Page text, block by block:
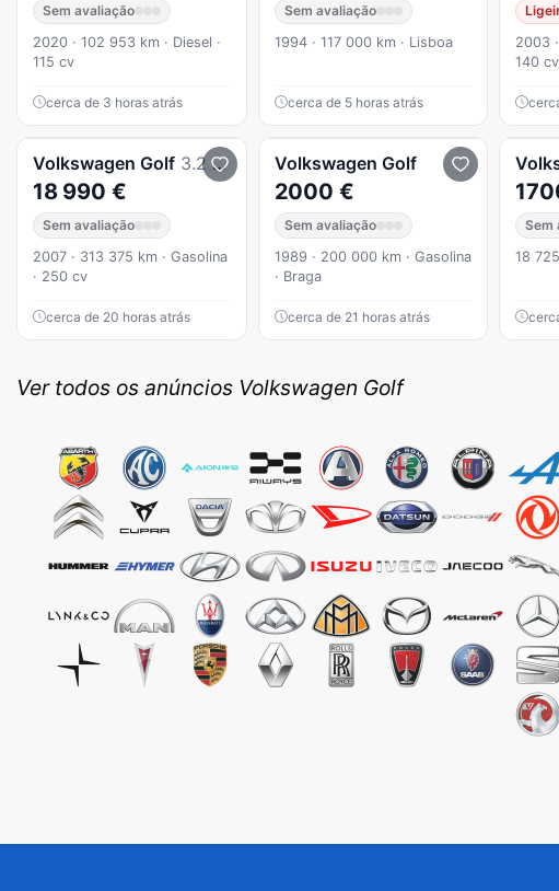
Sem avaliação
2020 · 102 953 km · Diesel ·
115 cv
cerca de 3 horas atrás
Sem avaliação
1994 · 117 000 km · Lisboa
cerca de 5 horas atrás
2003
140 cv
Volkswagen Golf 3.2 R32 4Motion DSG
18 990 €
Sem avaliação
2007 · 313 375 km · Gasolina
· 250 cv
cerca de 20 horas atrás
Volkswagen Golf
2000 €
Sem avaliação
1989 · 200 000 km · Gasolina
· Braga
cerca de 21 horas atrás
Sem
18
Ver todos os anúncios Volkswagen Golf